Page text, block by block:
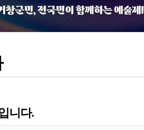
창군민, 전국민이 함께하는 예술제!
니다.